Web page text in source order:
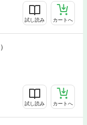
試し読み カートへ
試し読み カートへ